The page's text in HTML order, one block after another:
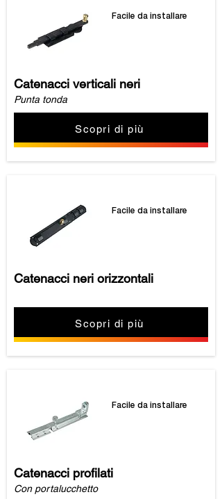
Facile da installare
Catenacci verticali neri
Punta tonda
Scopri di più
Facile da installare
Catenacci neri orizzontali
Scopri di più
Facile da installare
Catenacci profilati
Con portalucchetto